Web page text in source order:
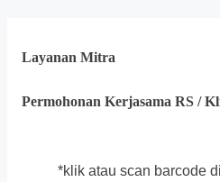
Layanan Mitra
Permohonan Kerjasama RS /
*klik atau scan barcode